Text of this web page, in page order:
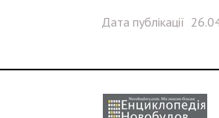
Дата публікації